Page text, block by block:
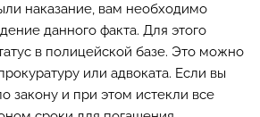
наказание, вам необходимо
данного факта. Для этого
в полицейской базе. Это можно
или адвоката. Если вы
закону и при этом истекли все